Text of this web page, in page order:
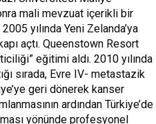
mali mevzuat içerikli bir
yılında Yeni Zelanda’ya
açtı. Queenstown Resort
eğitimi aldı. 2010 yılında
sırada, Evre IV- metastazik
geri dönerek kanser
ardından Türkiye’de
yönünde profesyonel